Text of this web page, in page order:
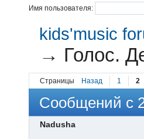
Имя пользователя:
kids'music
→ Голос.
Страницы Назад 1 2
Сообщений с
Nadusha